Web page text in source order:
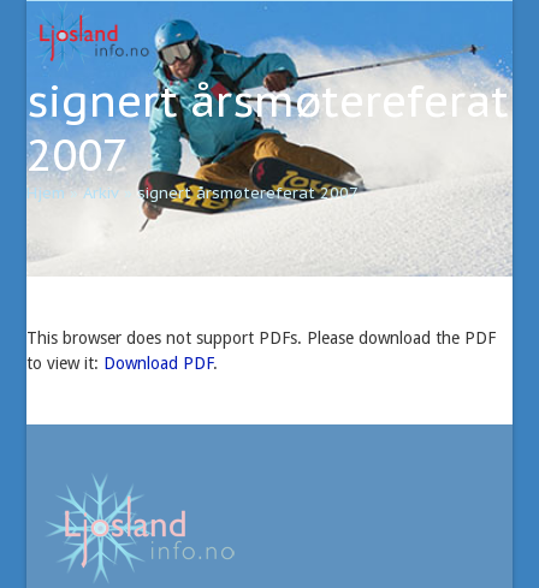
content
Open
mobile
menu
Close
mobile
menu
signert årsmøtereferat
2007
Hjem»Arkiv »signert årsmøtereferat 2007
This browser does not support PDFs. Please download the PDF
to view it: Download PDF.